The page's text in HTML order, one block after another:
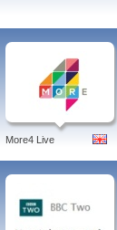
More4 Live